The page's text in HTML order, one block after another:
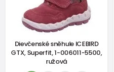
Dievčenské sněhule ICEBIRD
GTX, Superfit, 1-006011-5500,
ružová